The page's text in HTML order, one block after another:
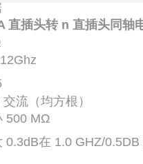
直插头转 n 直插头同轴
流（均方根）
500 MΩ
0.3dB在 1.0 GHZ/